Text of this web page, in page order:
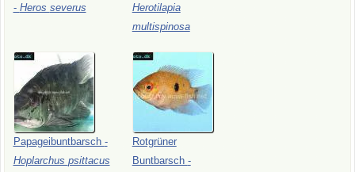
- Heros severus
Herotilapia
multispinosa
Papageibuntbarsch -
Hoplarchus psittacus
Rotgrüner
Buntbarsch -